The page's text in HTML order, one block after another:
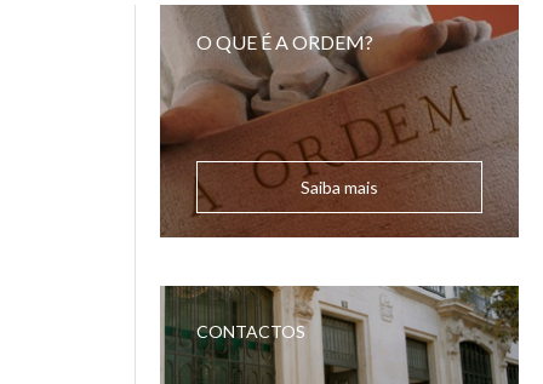
O QUE É A ORDEM?
Saiba mais
CONTACTOS